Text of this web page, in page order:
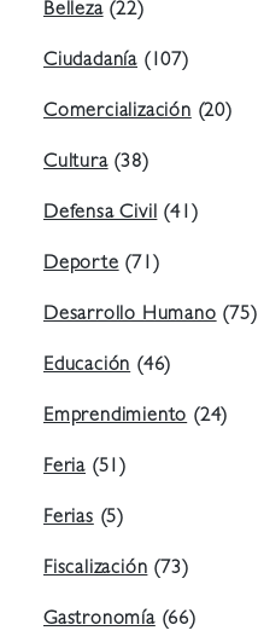
Belleza(22)
Ciudadanía (107)
Comercialización(20)
Cultura(38)
Defensa Civil(41)
Deporte(71)
Desarrollo Humano(75)
Educación(46)
Emprendimiento(24)
Feria (51)
Ferias(5)
Fiscalización(73)
Gastronomía(66)